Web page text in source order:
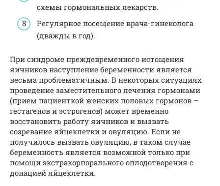
схемы гормональных лекарств.
Регулярное посещение врача-гинеколога
(дважды в год).
При синдроме преждевременного истощения
яичников наступление беременности является
весьма проблематичным. В некоторых ситуациях
проведение заместительного лечения гормонами
(прием пациенткой женских половых гормонов –
гестагенов и эстрогенов) может временно
восстановить работу яичников и вызвать
созревание яйцеклетки и овуляцию. Если не
получилось вызвать овуляцию, в таком случае
беременность является возможной только при
помощи экстракорпорального оплодотворения с
донацией яйцеклетки.